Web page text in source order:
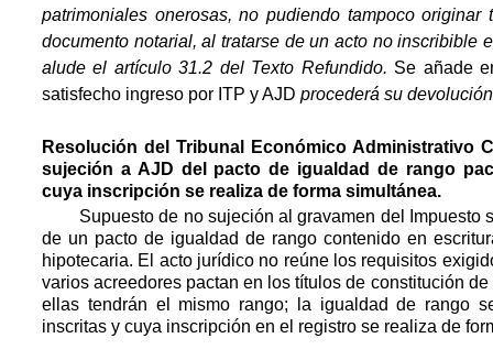
patrimoniales onerosas, no pudiendo tampoco
documento notarial, al tratarse de un acto no inscribible
alude el artículo 31.2 del Texto Refundido. Se añade
satisfecho ingreso por ITP y AJD procederá su
Resolución del Tribunal Económico Administrativo
sujeción a AJD del pacto de igualdad de rango
cuya inscripción se realiza de forma simultánea.
Supuesto de no sujeción al gravamen del Impuesto
de un pacto de igualdad de rango contenido en
hipotecaria. El acto jurídico no reúne los requisitos
varios acreedores pactan en los títulos de constitución
ellas tendrán el mismo rango; la igualdad de rango
inscritas y cuya inscripción en el registro se realiza de